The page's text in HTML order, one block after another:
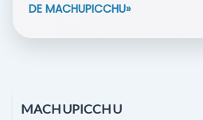
DE MACHUPICCHU»
MACHUPICCHU